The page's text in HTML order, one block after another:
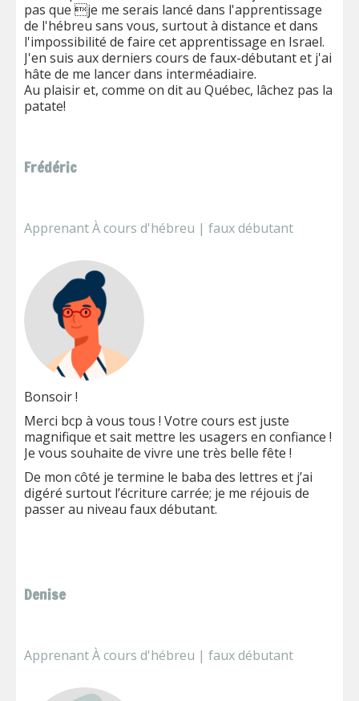
pas que je me serais lancé dans l'apprentissage
de l'hébreu sans vous, surtout à distance et dans
l'impossibilité de faire cet apprentissage en Israel.
J'en suis aux derniers cours de faux-débutant et j'ai
hâte de me lancer dans interméadiaire.
Au plaisir et, comme on dit au Québec, lâchez pas la
patate!
Frédéric
Apprenant À cours d'hébreu | faux débutant
Bonsoir !
Merci bcp à vous tous ! Votre cours est juste
magnifique et sait mettre les usagers en confiance !
Je vous souhaite de vivre une très belle fête !
De mon côté je termine le baba des lettres et j’ai
digéré surtout l’écriture carrée; je me réjouis de
passer au niveau faux débutant.
Denise
Apprenant À cours d'hébreu | faux débutant